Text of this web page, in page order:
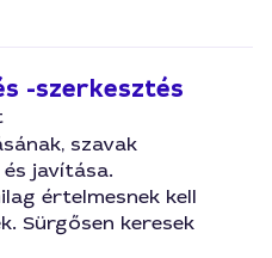
-szerkesztés
szavak
javítása.
értelmesnek kell
Sürgősen keresek